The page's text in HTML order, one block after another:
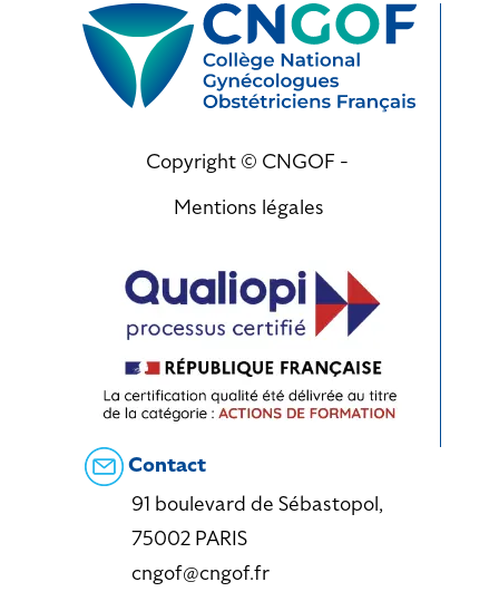
Copyright © CNGOF -
Mentions légales
Contact
91 boulevard de Sébastopol,
75002 PARIS
cngof@cngof.fr